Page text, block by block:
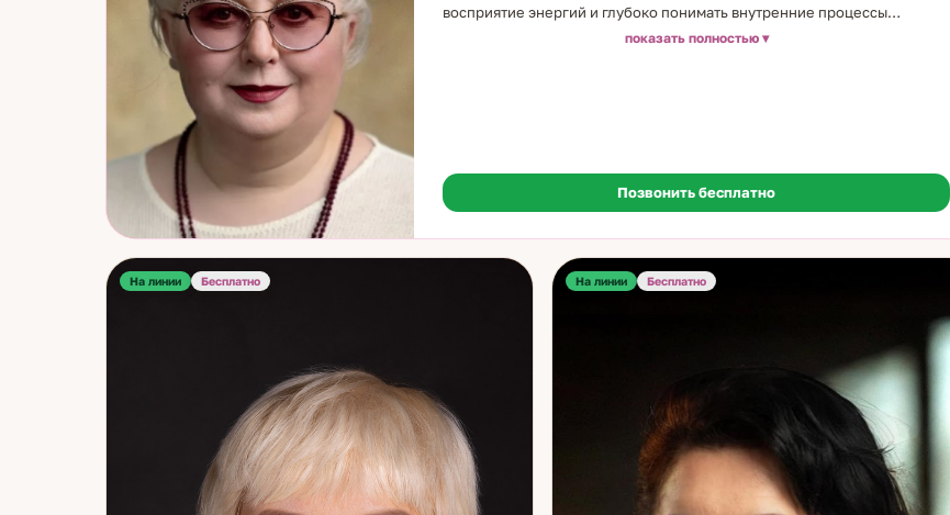
восприятие энергий и глубоко понимать внутренние процессы
человека. Уже с 14 лет Яна работала с картами Таро, умела точно
клиента — будь то по голосу, фантому или дистанционной диагностике.
Каждый расклад Яны — это точная и вдумчивая работа, направленная на
Она помогает увидеть скрытые возможности, укрепить внутренний
баланс и вернуть уверенность в завтрашнем дне. Помимо
эзотерической практики, Яна активно занимается творчеством: пишет
щедро передаёт своим клиентам. Если вы ищете профессионала,
способного точно определить суть проблемы и направить вас к
решению, консультация Яны Суворовой станет надёжным шагом к
внутренней гармонии и жизненной ясности.
показать полностью
Позвонить бесплатно
На линии Бесплатно На линии Бесплатно